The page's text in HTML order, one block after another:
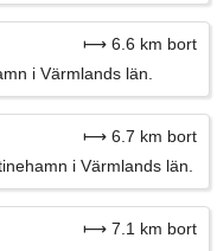
⟼ 6.6 km bort
i Värmlands län.
⟼ 6.7 km bort
i Värmlands län.
⟼ 7.1 km bort